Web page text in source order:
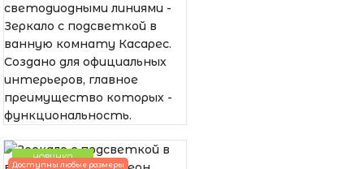
светодиодными линиями -
Зеркало с подсветкой в
ванную комнату Касарес.
Создано для официальных
интерьеров, главное
преимущество которых -
функциональность.
НОВИНКА
Доступны любые размеры